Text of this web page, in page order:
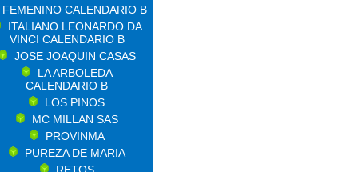
FEMENINO CALENDARIO B
ITALIANO LEONARDO DA
VINCI CALENDARIO B
JOSE JOAQUIN CASAS
LA ARBOLEDA
CALENDARIO B
LOS PINOS
MC MILLAN SAS
PROVINMA
PUREZA DE MARIA